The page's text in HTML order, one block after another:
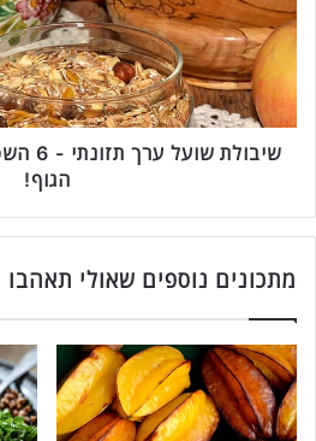
מ
ל
י
ד
ם
ס
ו
ר
ת
י
ל
ת
ו
ע
ז
נ
ת
י
-
6
הגוף!
מתכונים נוספים שאולי תאהבו